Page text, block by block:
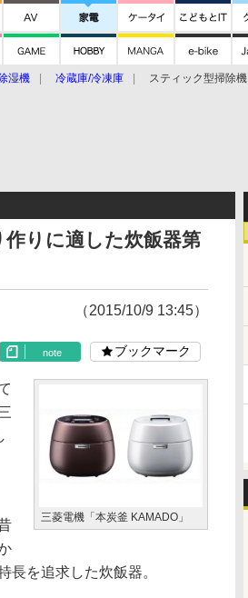
湿機 冷蔵庫/冷凍庫 スティック型掃除機
りに適した炊飯器第
（2015/10/9 13:45）
note ブックマーク
三菱電機「本炭釜 KAMADO」
長を追求した炊飯器。